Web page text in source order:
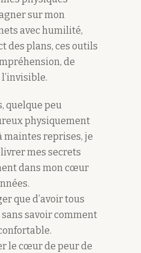
sur mon
avec humilité,
des plans, ces outils
de
quelque peu
physiquement
maintes reprises, je
mes secrets
dans mon cœur
que d’avoir tous
savoir comment
le cœur de peur de